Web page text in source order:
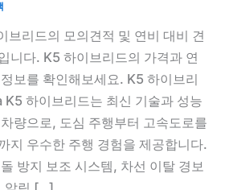
브리드의 모의견적 및 연비 대비 견
니다. K5 하이브리드의 가격과 연
보를 확인해보세요. K5 하이브리
하이브리드는 최신 기술과 성능
량으로, 도심 주행부터 고속도로를
지 우수한 주행 경험을 제공합니다.
방지 보조 시스템, 차선 이탈 경보